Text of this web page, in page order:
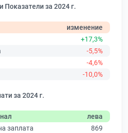
Показатели за 2024 г.
изменение
+17,3%
-5,5%
-4,6%
-10,0%
за 2024 г.
лева
заплата
869